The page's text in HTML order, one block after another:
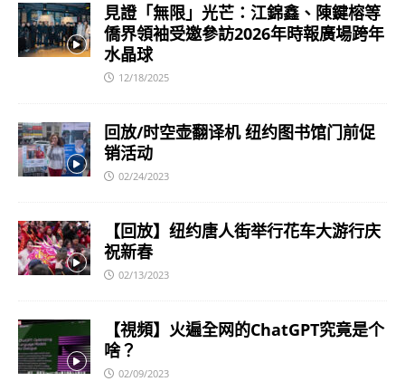
見證「無限」光芒：江錦鑫、陳鍵榕等
僑界領袖受邀參訪2026年時報廣場跨年
水晶球
12/18/2025
回放/时空壶翻译机 纽约图书馆门前促
销活动
02/24/2023
【回放】纽约唐人街举行花车大游行庆
祝新春
02/13/2023
【視頻】火遍全网的ChatGPT究竟是个
啥？
02/09/2023